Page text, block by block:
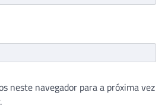
neste navegador para a próxima vez